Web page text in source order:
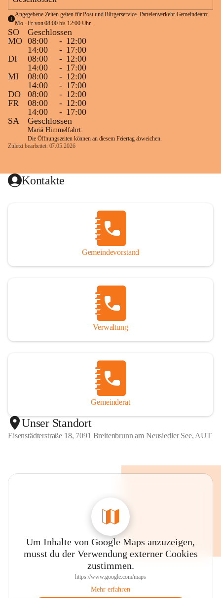
Angegebene Zeiten gelten für Post und Bürgerservice. Parteienverkehr Gemeindeamt
Mo - Fr von 08:00 bis 12:00 Uhr.
SO
Geschlossen
MO 08:00 - 12:00
14:00
- 17:00
DI
08:00 - 12:00
14:00
- 17:00
MI
08:00 - 12:00
14:00
- 17:00
DO
08:00 - 12:00
FR
08:00 - 12:00
14:00
- 17:00
SA
Geschlossen
Mariä Himmelfahrt:
Die Öffnungszeiten können an diesem Feiertag abweichen.
Zuletzt bearbeitet: 07.05.2026
Kontakte
Gemeindevorstand
Verwaltung
Gemeinderat
Unser Standort
Eisenstädterstraße 18, 7091 Breitenbrunn am Neusiedler See, AUT
Um Inhalte von Google Maps anzuzeigen,
musst du der Verwendung externer Cookies
zustimmen.
https://www.google.com/maps
Mehr erfahren